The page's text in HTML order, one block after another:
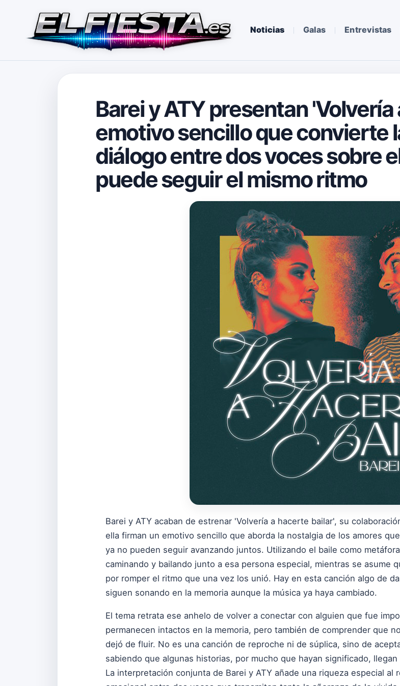
Noticias Galas Entrevistas
Barei y ATY presentan
emotivo sencillo que convierte
diálogo entre dos voces sobre
puede seguir el mismo ritmo
Barei y ATY acaban de estrenar 'Volvería a hacerte bailar', su
ella firman un emotivo sencillo que aborda la nostalgia de los amores
ya no pueden seguir avanzando juntos. Utilizando el baile como
caminando y bailando junto a esa persona especial, mientras se asume
por romper el ritmo que una vez los unió. Hay en esta canción algo de
siguen sonando en la memoria aunque la música ya haya cambiado.
El tema retrata ese anhelo de volver a conectar con alguien que fue
permanecen intactos en la memoria, pero también de comprender que
dejó de fluir. No es una canción de reproche ni de súplica, sino de
sabiendo que algunas historias, por mucho que hayan significado,
La interpretación conjunta de Barei y ATY añade una riqueza especial